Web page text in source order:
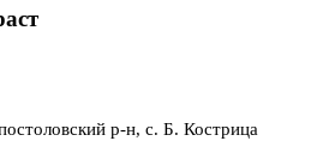
р-н, с. Б. Кострица